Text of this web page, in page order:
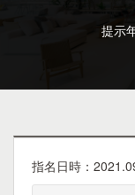
提示
指名日時：